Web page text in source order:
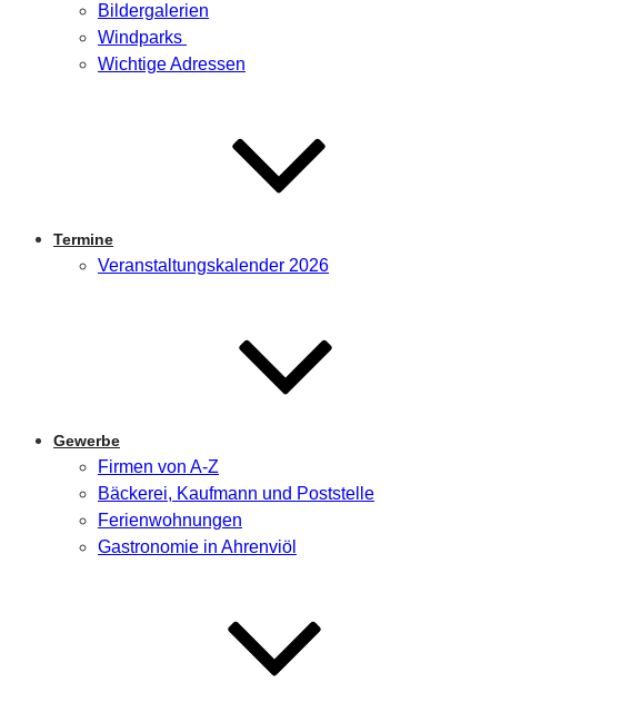
Bildergalerien
Windparks
Wichtige Adressen
Termine
Veranstaltungskalender 2026
Gewerbe
Firmen von A-Z
Bäckerei, Kaufmann und Poststelle
Ferienwohnungen
Gastronomie in Ahrenviöl